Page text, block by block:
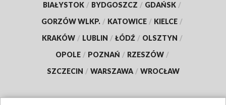
BIAŁYSTOK / BYDGOSZCZ / GDAŃSK /
GORZÓW WLKP. / KATOWICE / KIELCE /
KRAKÓW / LUBLIN / ŁÓDŹ / OLSZTYN /
OPOLE / POZNAŃ / RZESZÓW /
SZCZECIN / WARSZAWA / WROCŁAW